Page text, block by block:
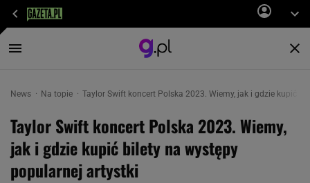
News Na topie Taylor Swift koncert Polska 2023. Wiemy, jak i gdzie kupić
Taylor Swift koncert Polska 2023. Wiemy,
jak i gdzie kupić bilety na występy
popularnej artystki